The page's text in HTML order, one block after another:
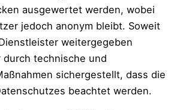
ausgewertet werden, wobei
jedoch anonym bleibt. Soweit
weitergegeben
technische und
sichergestellt, dass die
beachtet werden.